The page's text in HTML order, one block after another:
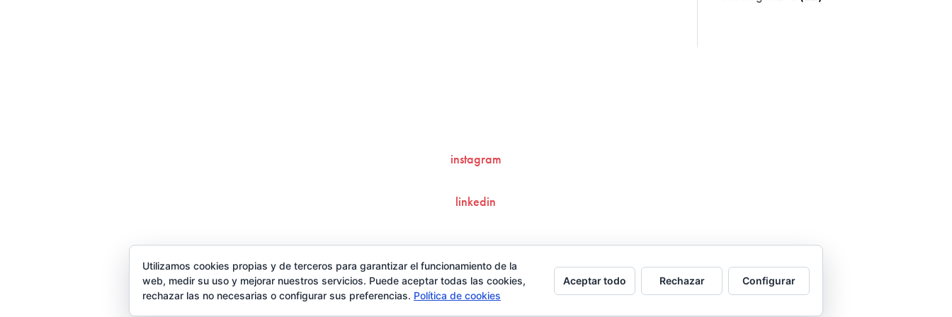
instagram
linkedin
Aviso Legal y Condiciones de Uso
Utilizamos cookies propias y de terceros para garantizar el funcionamiento de la
web, medir su uso y mejorar nuestros servicios. Puede aceptar todas las cookies,
rechazar las no necesarias o configurar sus preferencias. Política de cookies
Aceptar todo Rechazar Configurar